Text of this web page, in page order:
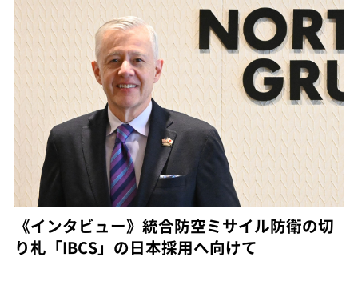
《インタビュー》統合防空ミサイル防衛の切
り札「IBCS」の日本採用へ向けて